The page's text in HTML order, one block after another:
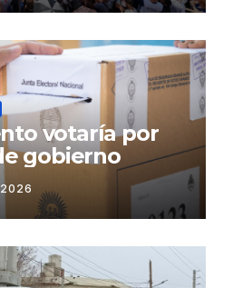
votaría por
gobierno